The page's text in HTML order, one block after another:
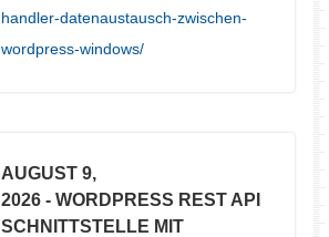
handler-datenaustausch-zwischen-
wordpress-windows/
AUGUST 9,
2026 - WORDPRESS REST API
SCHNITTSTELLE MIT